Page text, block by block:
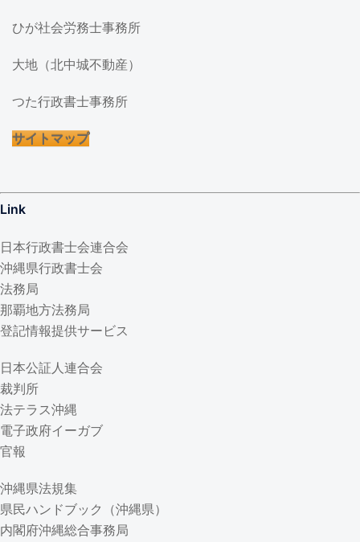
ひが社会労務士事務所
大地（北中城不動産）
つた行政書士事務所
サイトマップ
Link
日本行政書士会連合会
沖縄県行政書士会
法務局
那覇地方法務局
登記情報提供サービス
日本公証人連合会
裁判所
法テラス沖縄
電子政府イーガブ
官報
沖縄県法規集
県民ハンドブック（沖縄県）
内閣府沖縄総合事務局